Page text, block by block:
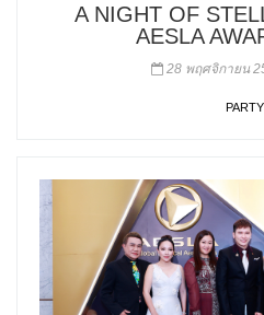
A NIGHT OF
AESLA
28 พฤศจิกายน
PARTY